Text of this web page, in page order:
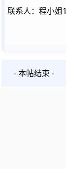
联系人：程小
- 本帖结束 -